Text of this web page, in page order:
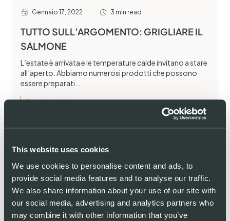
This website uses cookies
We use cookies to personalise content and ads, to
provide social media features and to analyse our traffic.
We also share information about your use of our site with
our social media, advertising and analytics partners who
may combine it with other information that you’ve
Gennaio 17, 2022 3 min read
TUTTO SULL’ARGOMENTO: GRIGLIARE IL
SALMONE
L’estate è arrivata e le temperature calde invitano a stare
all’aperto. Abbiamo numerosi prodotti che possono
essere preparati…
Read article